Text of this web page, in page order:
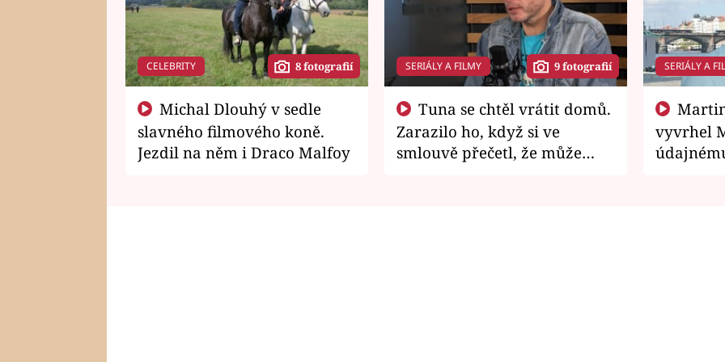
CELEBRITY 8 fotografií
slavného filmového koně.
Jezdil na něm i Draco Malfoy
SERIÁLY A FILMY 9 fotografií
Zarazilo ho, když si ve
smlouvě přečetl, že může
SERIÁLY A
vyvrhel